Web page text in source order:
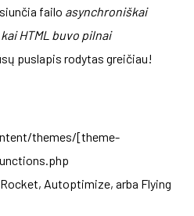
failo asynchroniškai
HTML buvo pilnai
puslapis rodytas greičiau!
themes/[theme-
Autoptimize, arba Flying